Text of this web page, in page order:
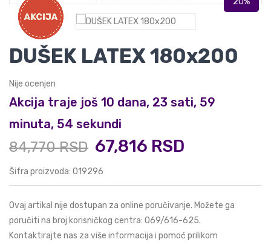
DUŠEK LATEX 180x200
Nije ocenjen
Akcija traje još 10 dana, 23 sati, 59
minuta, 53 sekundi
84,770 RSD 67,816 RSD
Šifra proizvoda: 019296
Ovaj artikal nije dostupan za online poručivanje. Možete ga
poručiti na broj korisničkog centra: 069/616-625.
Kontaktirajte nas za više informacija i pomoć prilikom